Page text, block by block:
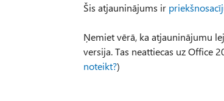
Šis atjauninājums ir
Ņemiet vērā, ka atjauninājumu
versija. Tas neattiecas uz Office
noteikt?)